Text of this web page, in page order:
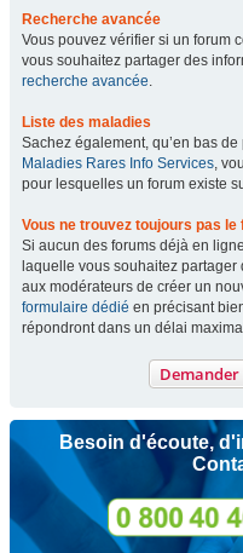
Recherche avancée
Vous pouvez vérifier si un forum
vous souhaitez partager des
recherche avancée.
Liste des maladies
Sachez également, qu’en bas
Maladies Rares Info Services,
pour lesquelles un forum existe
Vous ne trouvez toujours pas
Si aucun des forums déjà en
laquelle vous souhaitez
aux modérateurs de créer un
formulaire dédié en précisant
répondront dans un délai
Besoin d'écoute,